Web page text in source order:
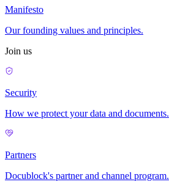
Manifesto
Our founding values and principles.
Join us
Security
How we protect your data and documents.
Partners
Docublock's partner and channel program.